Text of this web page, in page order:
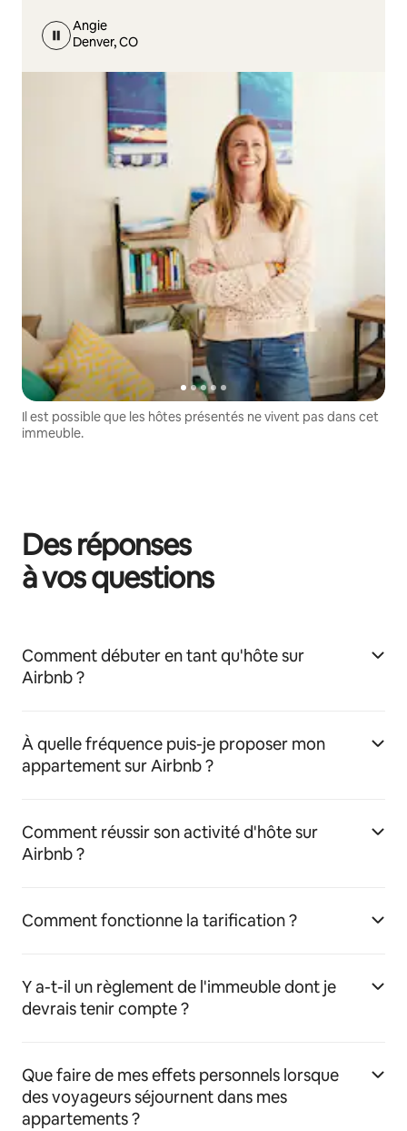
Angie
Denver, CO
Il est possible que les hôtes présentés ne vivent pas dans cet
immeuble.
Des réponses
à vos questions
Comment débuter en tant qu'hôte sur
Airbnb ?
À quelle fréquence puis-je proposer mon
appartement sur Airbnb ?
Comment réussir son activité d'hôte sur
Airbnb ?
Comment fonctionne la tarification ?
Y a-t-il un règlement de l'immeuble dont je
devrais tenir compte ?
Que faire de mes effets personnels lorsque
des voyageurs séjournent dans mes
appartements ?